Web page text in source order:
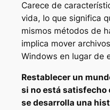
Carece de
vida, lo que significa
mismos métodos de
implica mover
Windows en lugar de
Restablecer un
si no está satisfecho
se desarrolla una